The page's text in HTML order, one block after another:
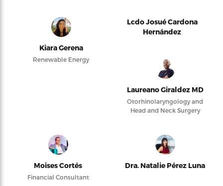
Kiara Gerena
Renewable Energy
Lcdo Josué Cardona
Hernández
Laureano Giraldez MD
Otorhinolaryngology and
Head and Neck Surgery
Moises Cortés
Financial Consultant
Dra. Natalie Pérez Luna